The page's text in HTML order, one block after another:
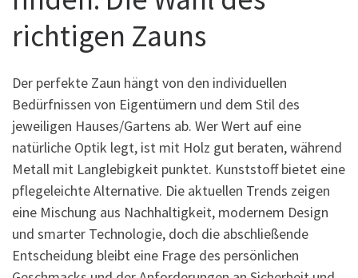
richtigen Zauns
Der perfekte Zaun hängt von den individuellen
Bedürfnissen von Eigentümern und dem Stil des
jeweiligen Hauses/Gartens ab. Wer Wert auf eine
natürliche Optik legt, ist mit Holz gut beraten, während
Metall mit Langlebigkeit punktet. Kunststoff bietet eine
pflegeleichte Alternative. Die aktuellen Trends zeigen
eine Mischung aus Nachhaltigkeit, modernem Design
und smarter Technologie, doch die abschließende
Entscheidung bleibt eine Frage des persönlichen